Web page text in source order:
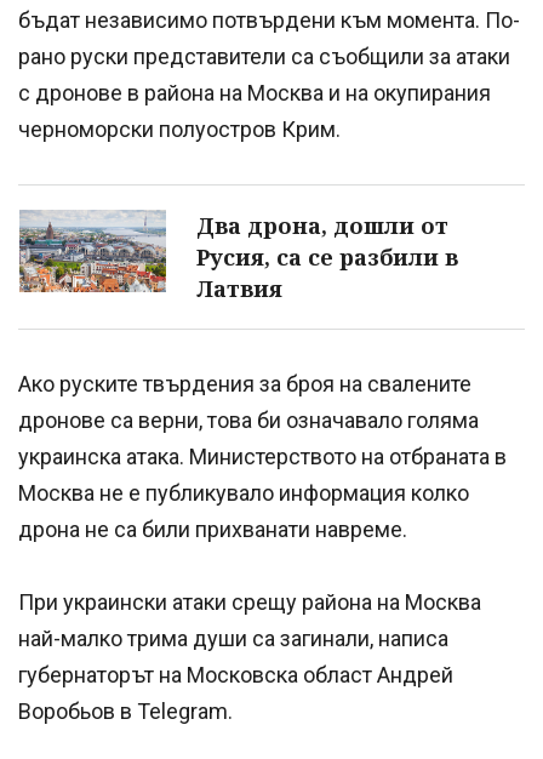
бъдат независимо потвърдени към момента. По-
рано руски представители са съобщили за атаки
с дронове в района на Москва и на окупирания
черноморски полуостров Крим.
Два дрона, дошли от
Русия, са се разбили в
Латвия
Ако руските твърдения за броя на свалените
дронове са верни, това би означавало голяма
украинска атака. Министерството на отбраната в
Москва не е публикувало информация колко
дрона не са били прихванати навреме.
При украински атаки срещу района на Москва
най-малко трима души са загинали, написа
губернаторът на Московска област Андрей
Воробьов в Telegram.